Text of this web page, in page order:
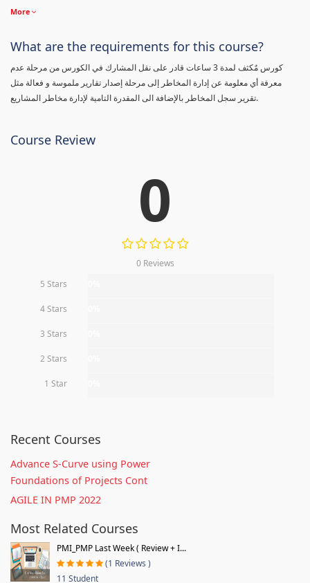
More
What are the requirements for this course?
كورس مٌكثف لمدة 3 ساعات قادر على نقل المشارك في الكورس من مرحلة عدم
معرفة أي معلومة عن إدارة المخاطر إلى مرحلة إصدار تقارير ملموسة و فعالة مثل
تقرير سجل المخاطر بالإضافة الى المقدرة التامية لإدارة مخاطر المشاريع.
Course Review
0
0 Reviews
5 Stars
4 Stars
3 Stars
2 Stars
1 Star
Recent Courses
Advance S-Curve using Power
Foundations of Projects Cont
AGILE IN PMP 2022
Most Related Courses
PMI_PMP Last Week ( Review + I...
(1 Reviews )
11 Student